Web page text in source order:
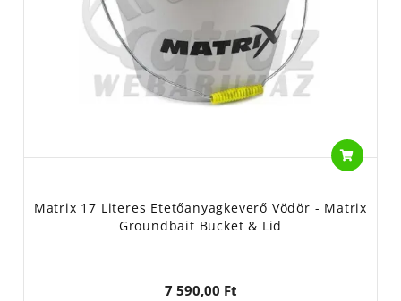
Matrix 17 Literes Etetőanyagkeverő Vödör - Matrix
Groundbait Bucket & Lid
7 590,00 Ft